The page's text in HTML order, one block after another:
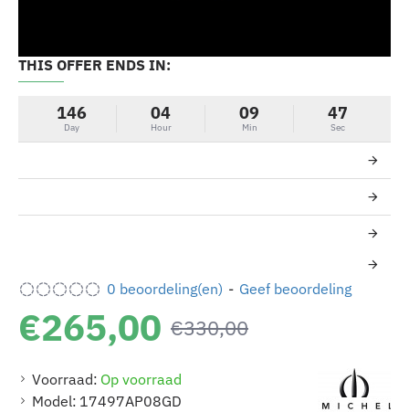
Voorraad: Op voorraad
Model: 17497AP08GD
0 beoordeling(en) - Geef beoordeling
THIS OFFER ENDS IN:
146
Day
04
Hour
09
Min
47
Sec
€265,00 €330,00